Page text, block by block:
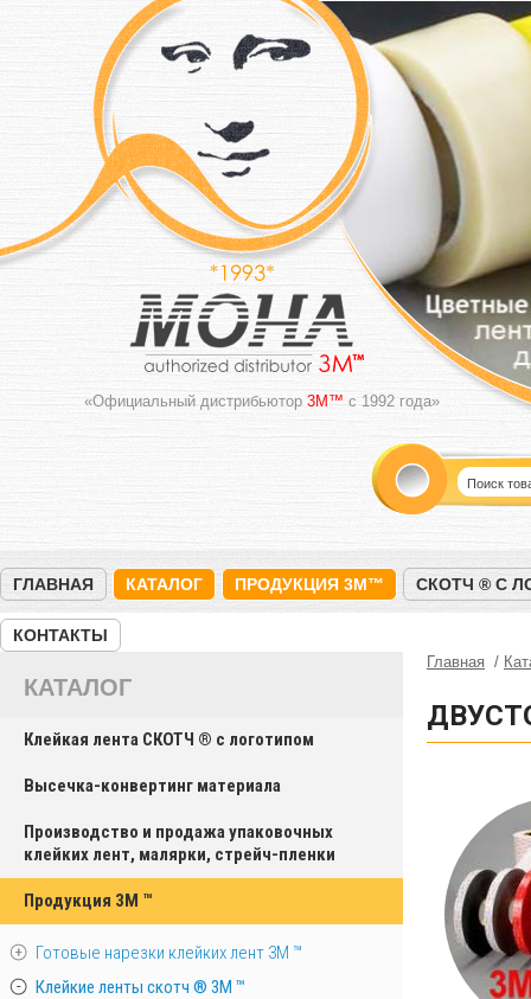
«Официальный дистрибьютор 3M™ с 1992 года»
ГЛАВНАЯ КАТАЛОГ ПРОДУКЦИЯ 3M™ СКОТЧ ® С
КОНТАКТЫ
Главная
КАТАЛОГ
Клейкая лента СКОТЧ ® с логотипом
Высечка-конвертинг материала
Производство и продажа упаковочных
клейких лент, малярки, стрейч-пленки
Продукция 3M ™
Готовые нарезки клейких лент 3M ™
Клейкие ленты скотч ® 3M ™